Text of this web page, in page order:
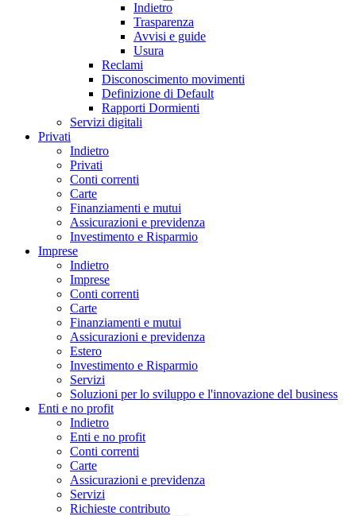
Indietro
Trasparenza
Avvisi e guide
Usura
Reclami
Disconoscimento movimenti
Definizione di Default
Rapporti Dormienti
Servizi digitali
Privati
Indietro
Privati
Conti correnti
Carte
Finanziamenti e mutui
Assicurazioni e previdenza
Investimento e Risparmio
Imprese
Indietro
Imprese
Conti correnti
Carte
Finanziamenti e mutui
Assicurazioni e previdenza
Estero
Investimento e Risparmio
Servizi
Soluzioni per lo sviluppo e l'innovazione del business
Enti e no profit
Indietro
Enti e no profit
Conti correnti
Carte
Assicurazioni e previdenza
Servizi
Richieste contributo